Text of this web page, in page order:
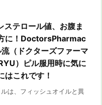
テロール値、お腹ま
に！DoctorsPharmac
（ドクターズファーマ
）ピル服用時に気に
はこれです！
は、フィッシュオイルと異